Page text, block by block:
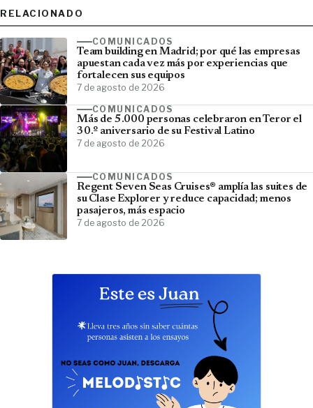
RELACIONADO
COMUNICADOS
Team building en Madrid; por qué las empresas
apuestan cada vez más por experiencias que
fortalecen sus equipos
7 de agosto de 2026
COMUNICADOS
Más de 5.000 personas celebraron en Teror el
30.º aniversario de su Festival Latino
7 de agosto de 2026
COMUNICADOS
Regent Seven Seas Cruises® amplía las suites de
su Clase Explorer y reduce capacidad; menos
pasajeros, más espacio
7 de agosto de 2026